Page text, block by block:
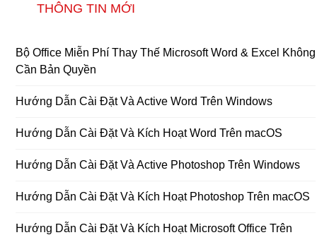
THÔNG TIN MỚI
Bộ Office Miễn Phí Thay Thế Microsoft Word & Excel Không
Cần Bản Quyền
Hướng Dẫn Cài Đặt Và Active Word Trên Windows
Hướng Dẫn Cài Đặt Và Kích Hoạt Word Trên macOS
Hướng Dẫn Cài Đặt Và Active Photoshop Trên Windows
Hướng Dẫn Cài Đặt Và Kích Hoạt Photoshop Trên macOS
Hướng Dẫn Cài Đặt Và Kích Hoạt Microsoft Office Trên